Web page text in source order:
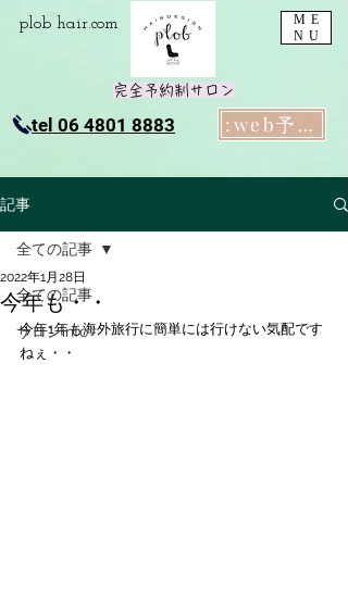
ME
NU
完全予約制サロン
plob​ hair.com
tel 06 4801 8883 :web予約
記事
全ての記事
サロンinfo
全ての記事
今年も・・
2022年1月28日
今年1年も海外旅行に簡単には行けない気配です
ねぇ・・